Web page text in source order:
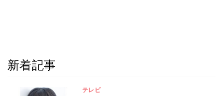
新着記事
テレビ